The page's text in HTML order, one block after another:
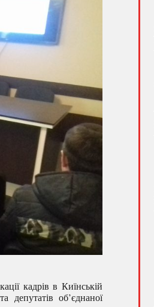
кадрів в Киїнській
депутатів об’єднаної